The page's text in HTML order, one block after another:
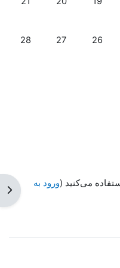
24 سپتامبر
نیست، پنجشنبه، 25 سپتامبر
رویدادی نیست، جمعه، 26 سپتامبر
26 رویدادی نیست، شنبه، 27
27 رویدادی
28
می‌کنید (ورود به